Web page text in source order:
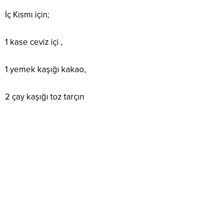
İç Kısmı için;
1 kase ceviz içi ,
1 yemek kaşığı kakao,
2 çay kaşığı toz tarçın